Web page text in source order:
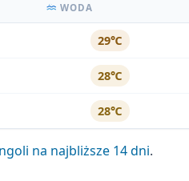
WODA
29℃
28℃
28℃
na najbliższe 14 dni.